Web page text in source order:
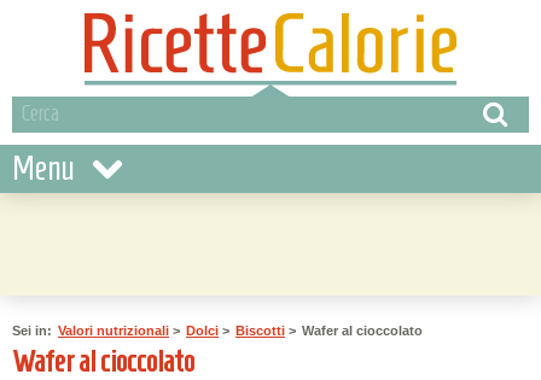
Menu
Sei in: Valori nutrizionali > Dolci > Biscotti > Wafer al cioccolato
Wafer al cioccolato